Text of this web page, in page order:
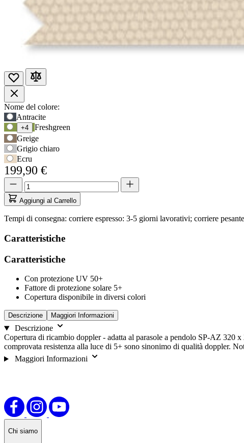
Opzioni
prodotto
Nome del colore:
Usa
il
tasto
Tab
per
accedere
alla
prima
opzione,
poi
i
tasti
freccia
per
navigare
le
Antracite
+4
Freshgreen
Greige
Grigio chiaro
Ecru
199,90 €
Quantità
aggiornata
1
Quantità
Aggiungi al Carrello
Tempi di consegna: corriere espresso: 3-5 giorni lavorativi; corriere
Caratteristiche
Caratteristiche
Con protezione UV 50+
Fattore di protezione solare 5+
Copertura disponibile in diversi colori
Descrizione Maggiori Informazioni
Descrizione
Copertura di ricambio doppler - adatta al parasole a pendolo SP-AZ 320
comprovata resistenza alla luce di 5+ sono sinonimo di qualità doppler.
Maggiori Informazioni
Chi siamo